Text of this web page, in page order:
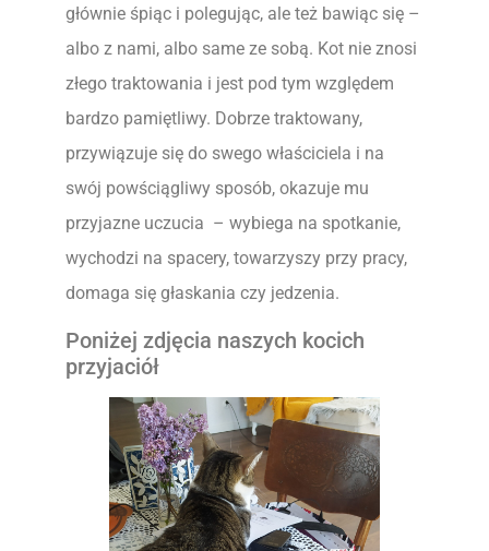
głównie śpiąc i polegując, ale też bawiąc się –
albo z nami, albo same ze sobą. Kot nie znosi
złego traktowania i jest pod tym względem
bardzo pamiętliwy. Dobrze traktowany,
przywiązuje się do swego właściciela i na
swój powściągliwy sposób, okazuje mu
przyjazne uczucia – wybiega na spotkanie,
wychodzi na spacery, towarzyszy przy pracy,
domaga się głaskania czy jedzenia.
Poniżej zdjęcia naszych kocich
przyjaciół